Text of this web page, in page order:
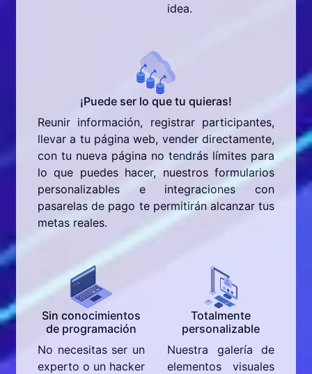
idea.
¡Puede ser lo que tu quieras!
Reunir información, registrar participantes,
llevar a tu página web, vender directamente,
con tu nueva página no tendrás límites para
lo que puedes hacer, nuestros formularios
personalizables e integraciones con
pasarelas de pago te permitirán alcanzar tus
metas reales.
Sin conocimientos
de programación
No necesitas ser un
experto o un hacker
Totalmente
personalizable
Nuestra galería de
elementos visuales